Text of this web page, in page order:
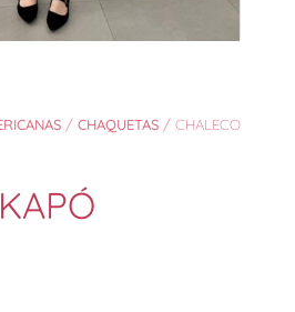
/ CHAQUETAS / CHALECO